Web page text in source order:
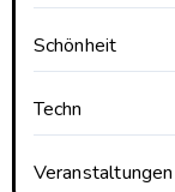
Schönheit
Techn
Veranstaltungen